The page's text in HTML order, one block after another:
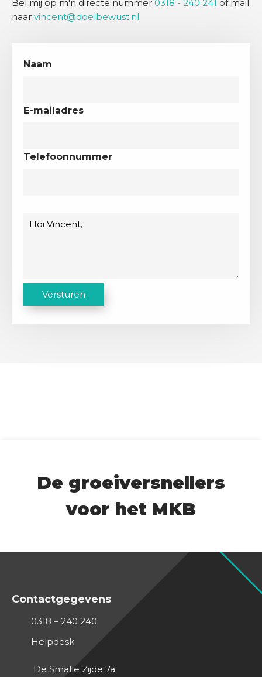
Bel mij op m'n directe nummer 0318 - 240 241 of mail
naar vincent@doelbewust.nl.
Naam
E-mailadres
Telefoonnummer
A
Versturen
De groeiversnellers
voor het MKB
Contactgegevens
0318 – 240 240
Helpdesk
De Smalle Zijde 7a